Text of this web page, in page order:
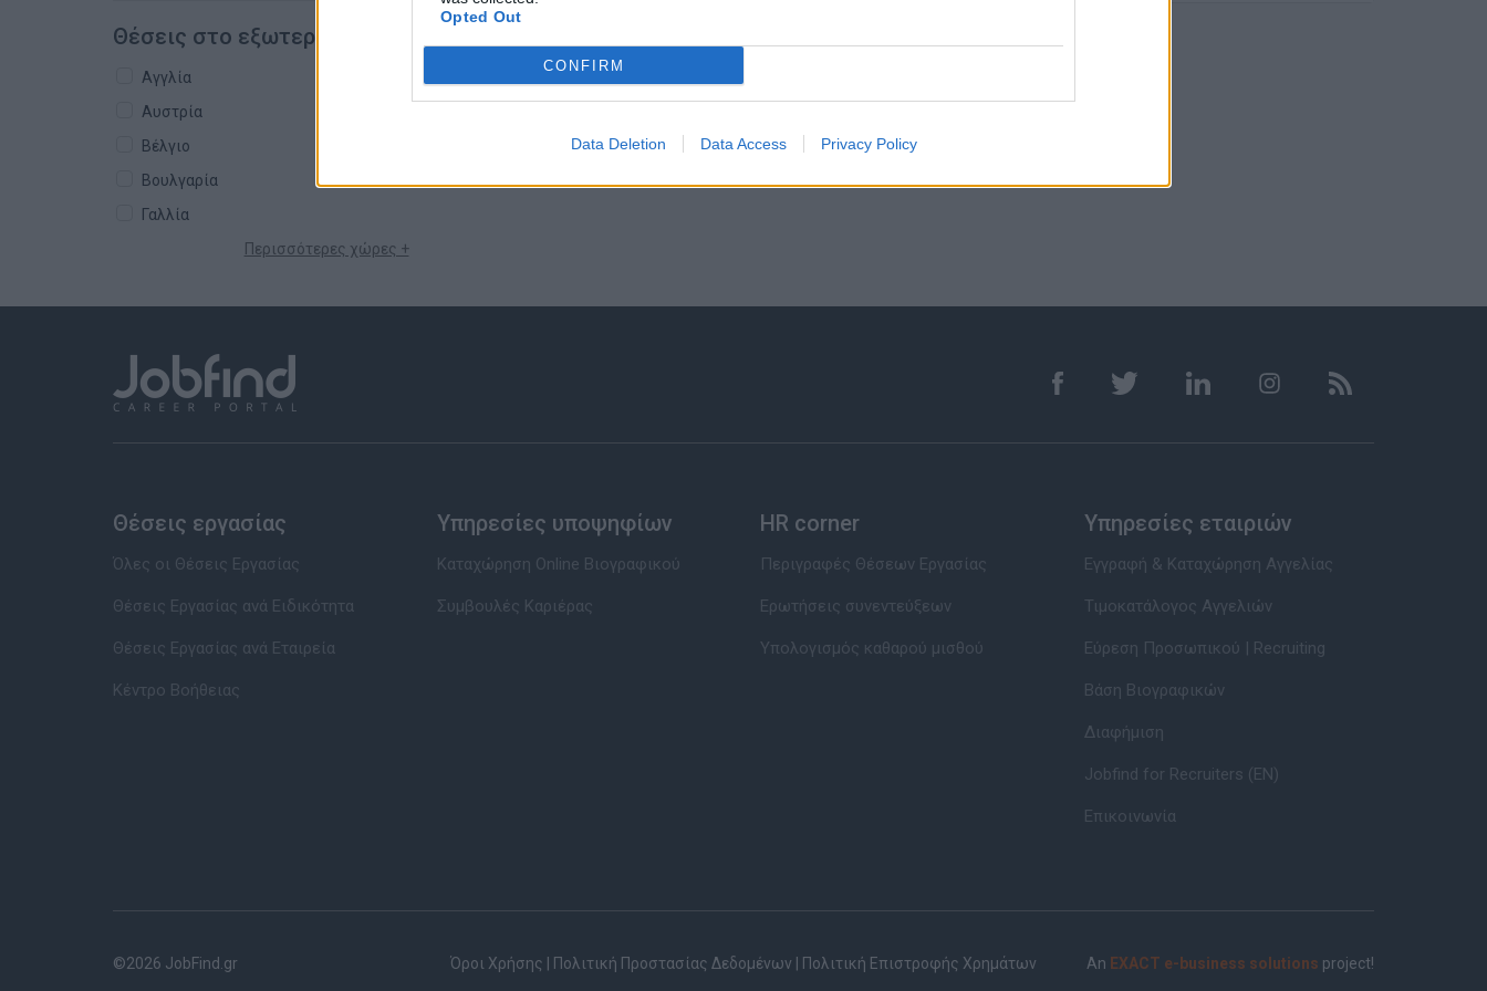
Opted Out
CONFIRM
Data Deletion Data Access Privacy Policy
Θέσεις στο εξωτερικό
Αγγλία
Αυστρία
Βέλγιο
Βουλγαρία
Γαλλία
Περισσότερες χώρες +
Θέσεις εργασίας
Όλες οι Θέσεις Εργασίας
Θέσεις Εργασίας ανά Ειδικότητα
Θέσεις Εργασίας ανά Εταιρεία
Κέντρο Βοήθειας
Υπηρεσίες υποψηφίων
Καταχώρηση Online Βιογραφικού
Συμβουλές Καριέρας
HR corner
Περιγραφές Θέσεων Εργασίας
Ερωτήσεις συνεντεύξεων
Υπολογισμός καθαρού μισθού
Υπηρεσίες εταιριών
Εγγραφή & Καταχώρηση Αγγελίας
Τιμοκατάλογος Αγγελιών
Εύρεση Προσωπικού | Recruiting
Βάση Βιογραφικών
Διαφήμιση
Jobfind for Recruiters (EN)
Επικοινωνία
©2026 JobFind.gr Όροι Χρήσης Πολιτική Προστασίας Δεδομένων Πολιτική Επιστροφής Χρημάτων An EXACT e-business solutions project!